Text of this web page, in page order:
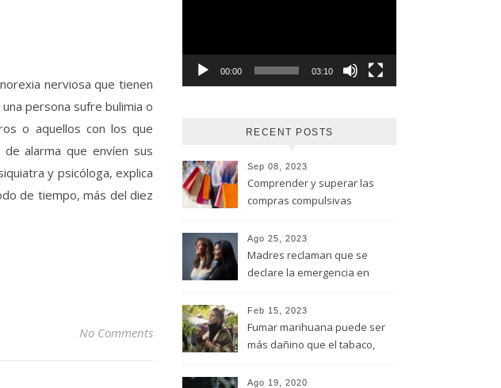
nerviosa que tienen
persona sufre bulimia o
o aquellos con los que
alarma que envíen sus
y psicóloga, explica
de tiempo, más del diez
No Comments
00:00 03:10
RECENT POSTS
Sep 08, 2023
Comprender y superar las
compras compulsivas
Ago 25, 2023
Madres reclaman que se
declare la emergencia en
Feb 15, 2023
Fumar marihuana puede ser
más dañino que el tabaco,
Universidad de Ottawa
Ago 19, 2020